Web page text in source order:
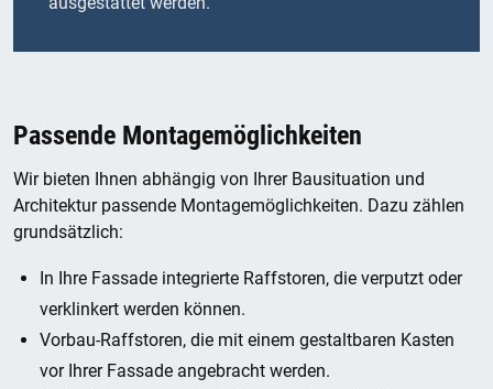
Passende Montagemöglichkeiten
Wir bieten Ihnen abhängig von Ihrer Bausituation und
Architektur passende Montagemöglichkeiten. Dazu zählen
grundsätzlich:
In Ihre Fassade integrierte Raffstoren, die verputzt oder
verklinkert werden können.
Vorbau-Raffstoren, die mit einem gestaltbaren Kasten
vor Ihrer Fassade angebracht werden.